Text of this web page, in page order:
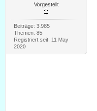
Vorgestellt
Beiträge: 3.985
Themen: 85
Registriert seit: 11 May
2020